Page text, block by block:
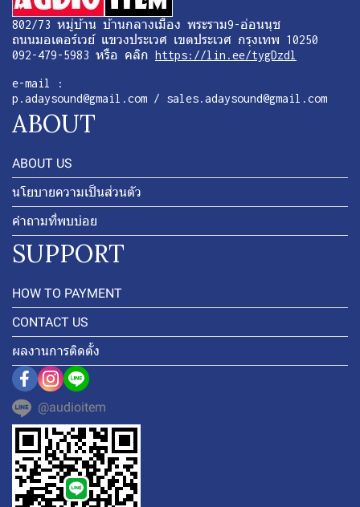
802/73 หมู่บ้าน บ้านกลางเมือง พระราม9-อ่อนนุช
ถนนมอเตอร์เวย์ แขวงประเวศ เขตประเวศ กรุงเทพ 10250
092-479-5983 หรือ คลิก https://lin.ee/tygDzdl
e-mail :
p.adaysound@gmail.com / sales.adaysound@gmail.com
ABOUT
ABOUT US
นโยบายความเป็นส่วนตัว
คำถามที่พบบ่อย
SUPPORT
HOW TO PAYMENT
CONTACT US
ผลงานการติดตั้ง
@audioitem